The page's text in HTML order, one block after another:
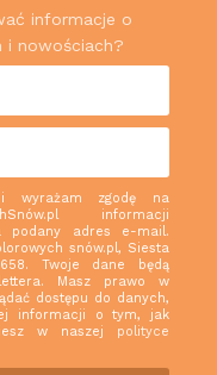
informacje o
i nowościach?
i wyrażam zgodę na
informacji
podany adres e-mail.
snów.pl, Siesta
Twoje dane będą
Masz prawo w
dostępu do danych,
informacji o tym, jak
w naszej polityce